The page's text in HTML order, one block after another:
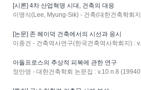
[시론] 4차 산업혁명 시대, 건축의 대응
이명식(Lee, Myung-Sik) - 건축(대한건축학회
[논문] 존 헤이덕 건축에서의 시선과 응시
이종건 - 건축역사연구(한국건축역사학회지) :
아돌프로스의 추상적 피복에 관한 연구
정만영 - 대한건축학회 논문집 : v.10 n.8